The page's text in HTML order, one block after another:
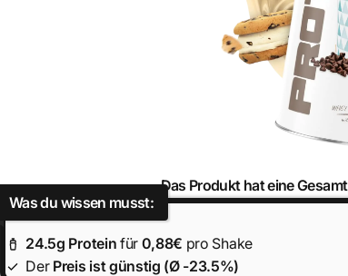
Das Produkt hat eine
Was du wissen musst:
24.5g Protein für 0,88€ pro Shake
Der Preis istgünstig (Ø -23.5%)